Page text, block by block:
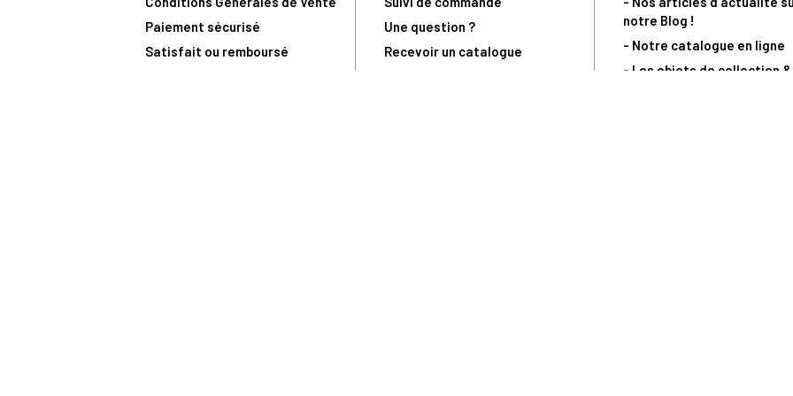
Paiement sécurisé
Satisfait ou remboursé
Une question ?
Recevoir un catalogue
notre Blog !
- Notre catalogue en ligne
- Les objets de collection